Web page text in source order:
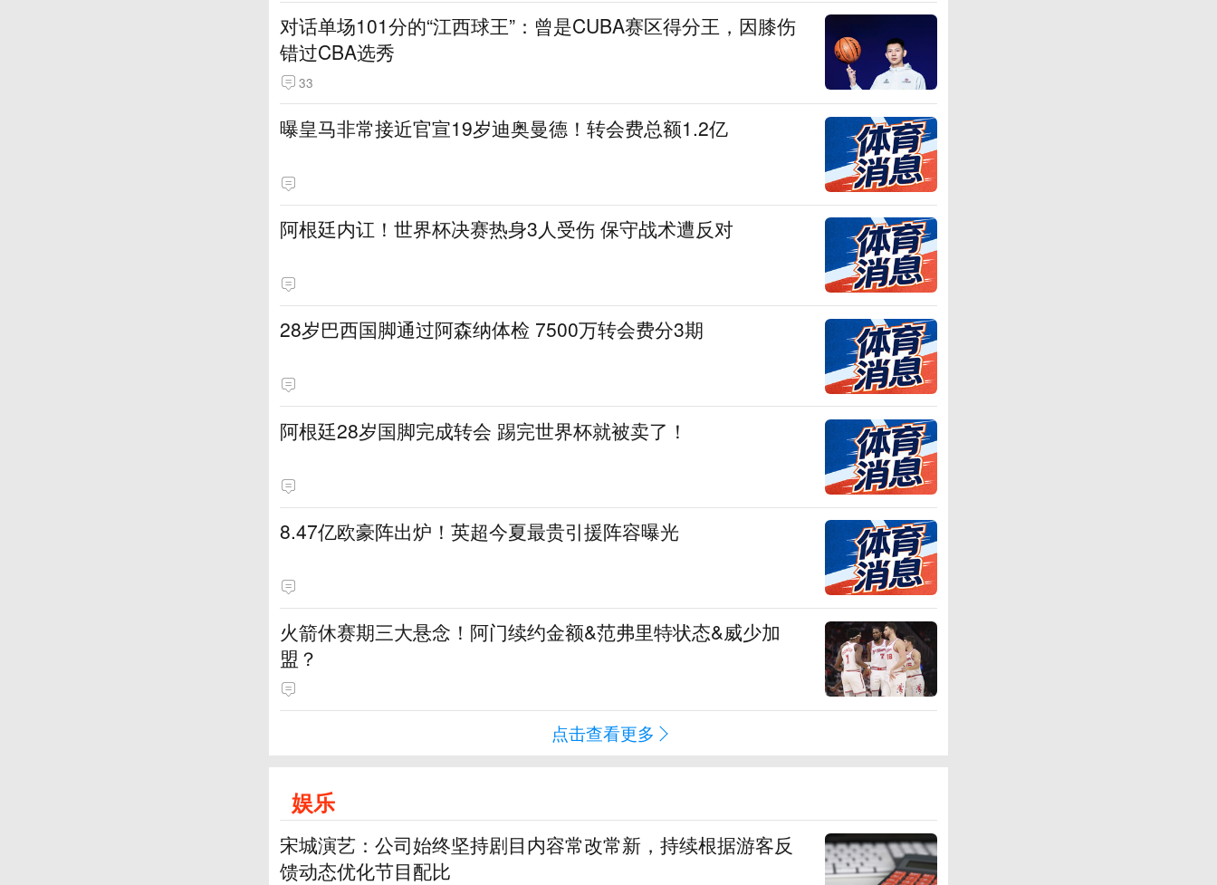
对话单场101分的“江西球王”：曾是CUBA赛区得分王，因膝伤
错过CBA选秀
33
曝皇马非常接近官宣19岁迪奥曼德！转会费总额1.2亿
阿根廷内讧！世界杯决赛热身3人受伤 保守战术遭反对
28岁巴西国脚通过阿森纳体检 7500万转会费分3期
阿根廷28岁国脚完成转会 踢完世界杯就被卖了！
8.47亿欧豪阵出炉！英超今夏最贵引援阵容曝光
火箭休赛期三大悬念！阿门续约金额&范弗里特状态&威少加
盟？
点击查看更多
娱乐
宋城演艺：公司始终坚持剧目内容常改常新，持续根据游客反
馈动态优化节目配比